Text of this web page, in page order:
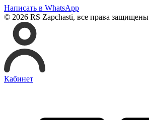
Написать в WhatsApp
© 2026 RS Zapchasti, все права защищены
Кабинет